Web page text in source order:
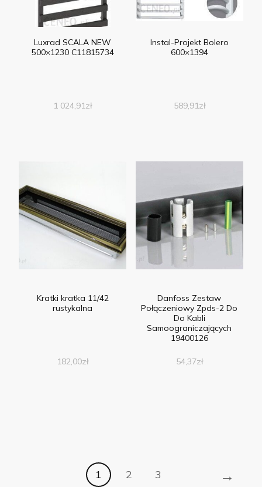
Luxrad SCALA NEW
500×1230 C11815734
1 024,91zł
Instal-Projekt Bolero
600×1394
589,91zł
Kratki kratka 11/42
rustykalna
182,00zł
Danfoss Zestaw
Połączeniowy Zpds-2 Do
Do Kabli
Samoograniczających
19400126
54,37zł
1 2 3 →